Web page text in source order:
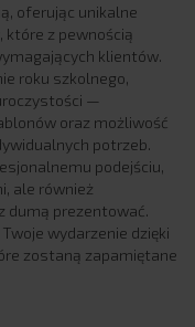
oferując unikalne
które z pewnością
klientów.
roku szkolnego,
—
oraz możliwość
potrzeb.
podejściu,
ale również
dumą prezentować.
wydarzenie dzięki
zostaną zapamiętane